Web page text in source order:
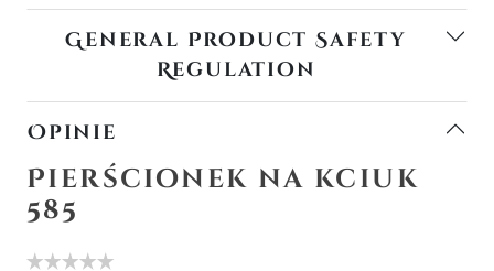
General Product Safety
Regulation
Opinie
Pierścionek na kciuk
585